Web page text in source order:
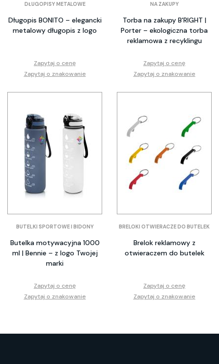
DŁUGOPISY METALOWE
Długopis BONITO – elegancki
metalowy długopis z logo
Zapytaj o cenę
Zapytaj o znakowanie
NA ZAKUPY
Torba na zakupy B'RIGHT |
Porter – ekologiczna torba
reklamowa z recyklingu
Zapytaj o cenę
Zapytaj o znakowanie
BUTELKI SPORTOWE I BIDONY
Butelka motywacyjna 1000
ml | Bennie – z logo Twojej
marki
Zapytaj o cenę
Zapytaj o znakowanie
BRELOKI OTWIERACZE DO BUTELEK
Brelok reklamowy z
otwieraczem do butelek
Zapytaj o cenę
Zapytaj o znakowanie